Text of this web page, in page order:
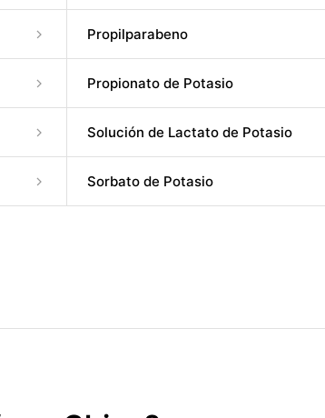
Propilparabeno
Propionato de Potasio
Solución de Lactato de Potasio
Sorbato de Potasio